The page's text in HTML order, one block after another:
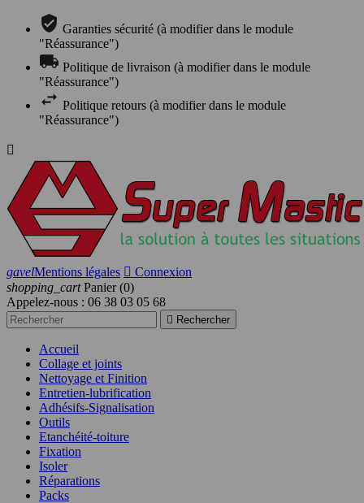
Garanties sécurité (à modifier dans le module
"Réassurance")
Politique de livraison (à modifier dans le module
"Réassurance")
Politique retours (à modifier dans le module
"Réassurance")

gavelMentions légales  Connexion
shopping_cart Panier (0)
Appelez-nous : 06 38 03 05 68
 Rechercher
Accueil
Collage et joints
Nettoyage et Finition
Entretien-lubrification
Adhésifs-Signalisation
Outils
Etanchéité-toiture
Fixation
Isoler
Réparations
Packs